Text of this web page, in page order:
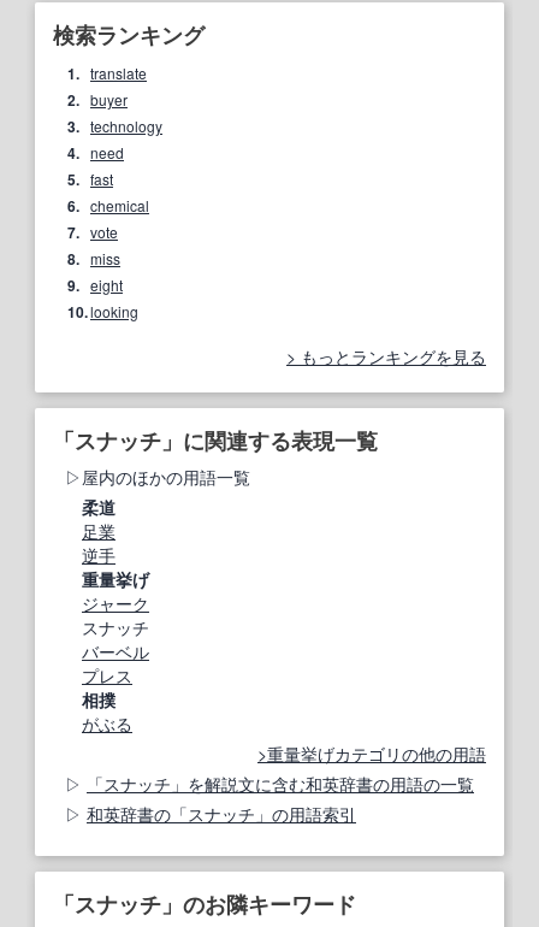
検索ランキング
1. translate
2. buyer
3. technology
4. need
5. fast
6. chemical
7. vote
8. miss
9. eight
10.looking
もっとランキングを見る
「スナッチ」に関連する表現一覧
屋内のほかの用語一覧
柔道
足業
逆手
重量挙げ
ジャーク
スナッチ
バーベル
プレス
相撲
がぶる
重量挙げカテゴリの他の用語
「スナッチ」を解説文に含む和英辞書の用語の一覧
和英辞書の「スナッチ」の用語索引
「スナッチ」のお隣キーワード